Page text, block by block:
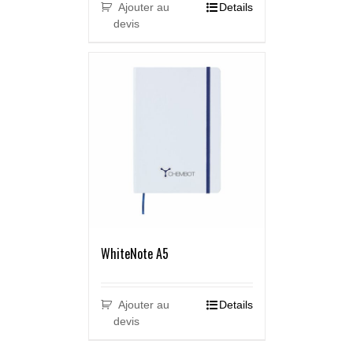
Ajouter au
devis
Details
WhiteNote A5
Ajouter au
devis
Details